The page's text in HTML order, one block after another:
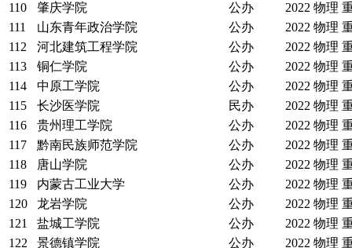
110
肇庆学院 公办 2022 物理
111
山东青年政治学院 公办 2022 物理
112
河北建筑工程学院 公办 2022 物理
113
铜仁学院 公办 2022 物理
114
中原工学院 公办 2022 物理
115
长沙医学院 民办 2022 物理
116
贵州理工学院 公办 2022 物理
117
黔南民族师范学院 公办 2022 物理
118
唐山学院 公办 2022 物理
119
内蒙古工业大学 公办 2022 物理
120
龙岩学院 公办 2022 物理
121
盐城工学院 公办 2022 物理
122
景德镇学院 公办 2022 物理